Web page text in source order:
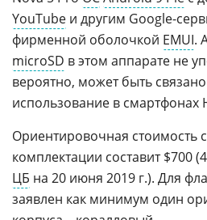
YouTube и другим Google-
фирменной оболочкой EMUI.
microSD в этом аппарате не
вероятно, может быть
использование в смартфонах
Ориентировочная стоимость
комплектации составит $700
ЦБ на 20 июня 2019 г.). Для
заявлен как минимум один